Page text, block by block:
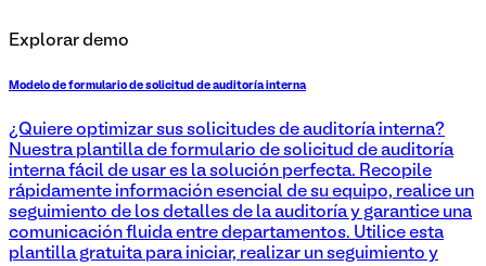
Explorar demo
Modelo de formulario de solicitud de auditoría interna
¿Quiere optimizar sus solicitudes de auditoría interna?
Nuestra plantilla de formulario de solicitud de auditoría
interna fácil de usar es la solución perfecta. Recopile
rápidamente información esencial de su equipo, realice un
seguimiento de los detalles de la auditoría y garantice una
comunicación fluida entre departamentos. Utilice esta
plantilla gratuita para iniciar, realizar un seguimiento y